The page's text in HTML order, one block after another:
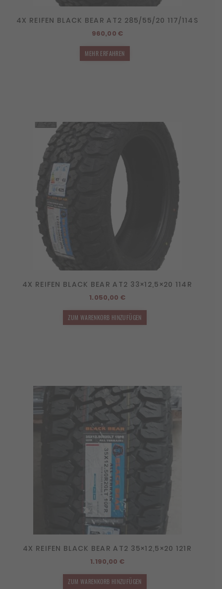
4X REIFEN BLACK BEAR AT2 285/55/20 117/114S
960,00 €
MEHR ERFAHREN
4X REIFEN BLACK BEAR AT2 33×12,5×20 114R
1.050,00 €
ZUM WARENKORB HINZUFÜGEN
4X REIFEN BLACK BEAR AT2 35×12,5×20 121R
1.190,00 €
ZUM WARENKORB HINZUFÜGEN